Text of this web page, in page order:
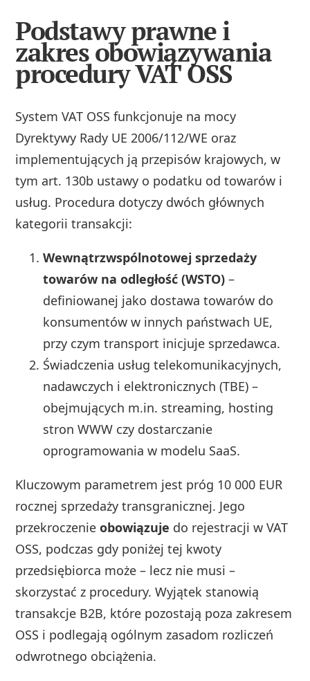
Podstawy prawne i
zakres obowiązywania
procedury VAT OSS
System VAT OSS funkcjonuje na mocy
Dyrektywy Rady UE 2006/112/WE oraz
implementujących ją przepisów krajowych, w
tym art. 130b ustawy o podatku od towarów i
usług. Procedura dotyczy dwóch głównych
kategorii transakcji:
Wewnątrzwspólnotowej sprzedaży
towarów na odległość (WSTO) –
definiowanej jako dostawa towarów do
konsumentów w innych państwach UE,
przy czym transport inicjuje sprzedawca.
Świadczenia usług telekomunikacyjnych,
nadawczych i elektronicznych (TBE) –
obejmujących m.in. streaming, hosting
stron WWW czy dostarczanie
oprogramowania w modelu SaaS.
Kluczowym parametrem jest próg 10 000 EUR
rocznej sprzedaży transgranicznej. Jego
przekroczenieobowiązuje do rejestracji w VAT
OSS, podczas gdy poniżej tej kwoty
przedsiębiorca może – lecz nie musi –
skorzystać z procedury. Wyjątek stanowią
transakcje B2B, które pozostają poza zakresem
OSS i podlegają ogólnym zasadom rozliczeń
odwrotnego obciążenia.